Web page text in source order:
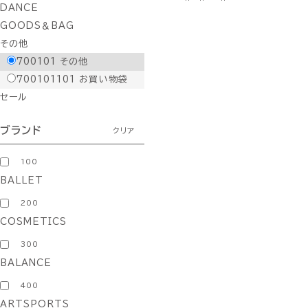
DANCE
GOODS＆BAG
その他
700101
その他
700101101
お買い物袋
セール
ブランド クリア
100
BALLET
200
COSMETICS
300
BALANCE
400
ARTSPORTS